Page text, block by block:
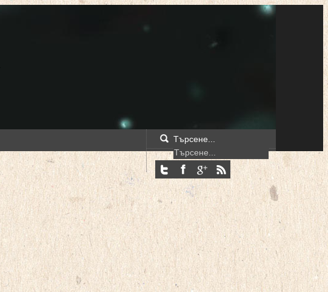
Търсене...